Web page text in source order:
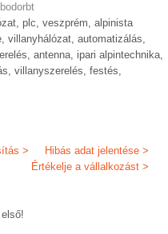
plc, veszprém, alpinista
villanyhálózat, automatizálás,
antenna, ipari alpintechnika,
villanyszerelés, festés,
Hibás adat jelentése >
>
Értékelje a vállalkozást >